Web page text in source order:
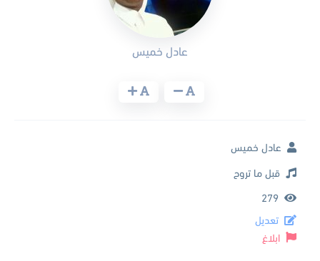
عادل خميس
عادل خميس
قبل ما تروح
279
تعديل
ابلاغ